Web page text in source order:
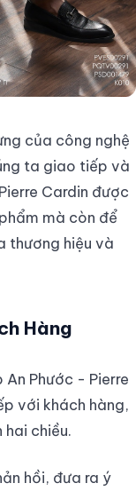
của công nghệ
ta giao tiếp và
Cardin được
mà còn để
thương hiệu và
Hàng
Phước - Pierre
với khách hàng,
chiều.
hồi, đưa ra ý